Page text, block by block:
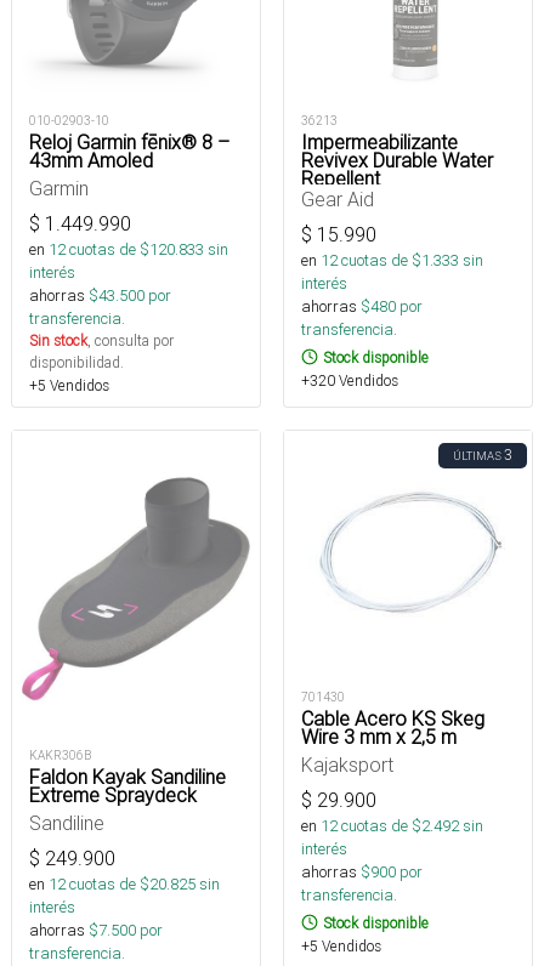
010-02903-10
Reloj Garmin fēnix® 8 –
43mm Amoled
Garmin
$ 1.449.990
en 12cuotas de $120.833 sin
interés
ahorras $43.500 por
transferencia.
Sin stock, consulta por
disponibilidad.
+5 Vendidos
36213
Impermeabilizante
Revivex Durable Water
Repellent
Gear Aid
$ 15.990
en 12cuotas de $1.333 sin
interés
ahorras $480 por
transferencia.
Stock disponible
+320 Vendidos
KAKR306B
Faldon Kayak Sandiline
Extreme Spraydeck
Sandiline
$ 249.900
en 12cuotas de $20.825sin
interés
ahorras $7.500 por
transferencia.
ÚLTIMAS3
701430
Cable Acero KS Skeg
Wire 3 mm x 2,5 m
Kajaksport
$ 29.900
en 12cuotas de $2.492sin
interés
ahorras $900 por
transferencia.
Stock disponible
+5 Vendidos